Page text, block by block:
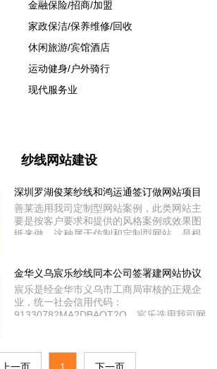
金融保险/招商/加盟
家政保洁/保养维修/回收
休闲旅游/宾馆酒店
运动健身/户外骑行
现代服务业
纱线网站建设
深圳罗湖俊莱纱线和鸿运通签订做网站项目
善莱选用我司定制型网站案例，此类网站主
要是按客户要求和提供的风格案例或效果图
纸来做，这种属于仿制和定制型网站，是根
个性功能需求的客户选用。善莱是经深圳市
罗湖区工商局审核的正规企业，统一社会信
用代码：0000。同时经国家工信部和广东省
通信管理局审核通过IC
金华义乌宸乐纱线同本公司签署建网站协议
宸乐是经金华市义乌市工商局审核的正规企
业，统一社会信用代码：
91330782MA2DBAQT2Q。宸乐选用我司网
等聊天工具、顶部侧部二级分类导航、走马
灯等功能。宸乐在金华市义乌市福田街道江